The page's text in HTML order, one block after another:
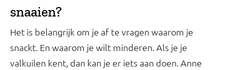
snaaien?
Het is belangrijk om je af te vragen waarom je
snackt. En waarom je wilt minderen. Als je je
valkuilen kent, dan kan je er iets aan doen. Anne